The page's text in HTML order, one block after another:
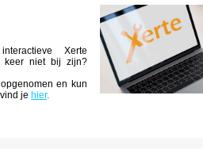
Xerte
niet bij zijn?
en kun
je hier.